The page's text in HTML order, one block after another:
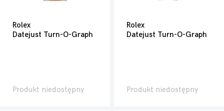
Rolex
Datejust Turn-O-Graph
Produkt niedostępny
Rolex
Datejust Turn-O-Graph
Produkt niedostępny